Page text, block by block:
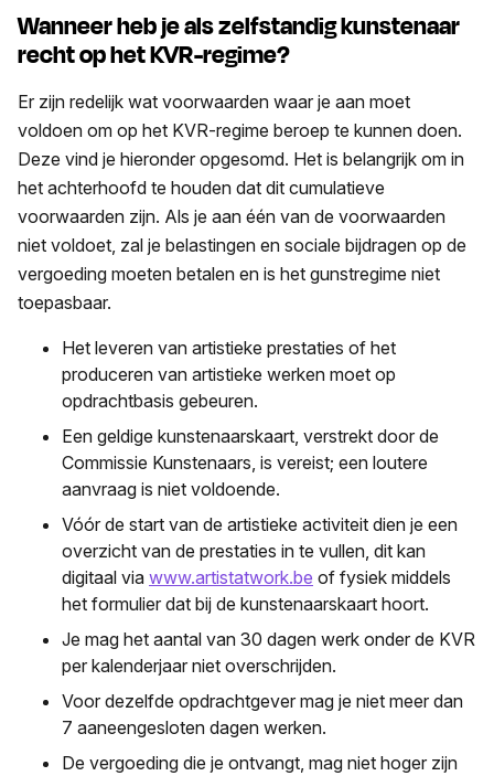
Wanneer heb je als zelfstandig kunstenaar
recht op het KVR-regime?
Er zijn redelijk wat voorwaarden waar je aan moet
voldoen om op het KVR-regime beroep te kunnen doen.
Deze vind je hieronder opgesomd. Het is belangrijk om in
het achterhoofd te houden dat dit cumulatieve
voorwaarden zijn. Als je aan één van de voorwaarden
niet voldoet, zal je belastingen en sociale bijdragen op de
vergoeding moeten betalen en is het gunstregime niet
toepasbaar.
Het leveren van artistieke prestaties of het
produceren van artistieke werken moet op
opdrachtbasis gebeuren.
Een geldige kunstenaarskaart, verstrekt door de
Commissie Kunstenaars, is vereist; een loutere
aanvraag is niet voldoende.
Vóór de start van de artistieke activiteit dien je een
overzicht van de prestaties in te vullen, dit kan
digitaal via www.artistatwork.be of fysiek middels
het formulier dat bij de kunstenaarskaart hoort.
Je mag het aantal van 30 dagen werk onder de KVR
per kalenderjaar niet overschrijden.
Voor dezelfde opdrachtgever mag je niet meer dan
7 aaneengesloten dagen werken.
De vergoeding die je ontvangt, mag niet hoger zijn